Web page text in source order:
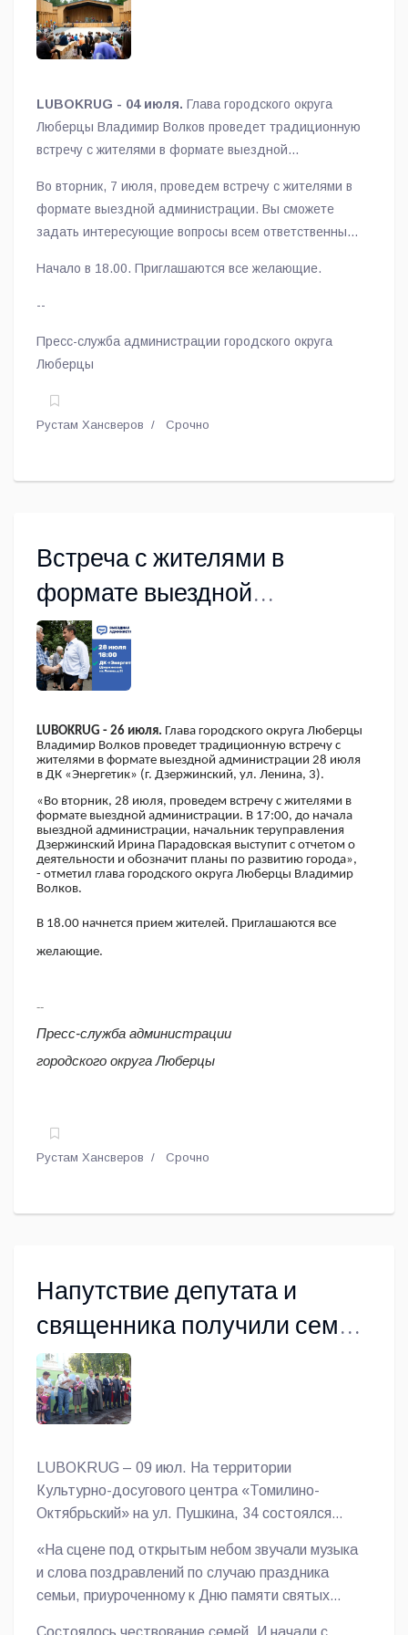
LUBOKRUG - 04 июля. Глава городского округа
Люберцы Владимир Волков проведет традиционную
встречу с жителями в формате выездной
Малаховка.
Во вторник, 7 июля, проведем встречу с жителями в
формате выездной администрации. Вы сможете
задать интересующие вопросы всем ответственным
помощи участникам СВО и их семьям. Встреча
округа Люберцы Владимир Волков.
Начало в 18.00. Приглашаются все желающие.
--
Пресс-служба администрации городского округа
Люберцы
Рустам Хансверов Срочно
Встреча с жителями в
формате выездной
администрации состоится 28
июля в Дзержинском
LUBOKRUG - 26 июля. Глава городского округа Люберцы
Владимир Волков проведет традиционную встречу с
жителями в формате выездной администрации 28 июля
в ДК «Энергетик» (г. Дзержинский, ул. Ленина, 3).
«Во вторник, 28 июля, проведем встречу с жителями в
формате выездной администрации. В 17:00, до начала
выездной администрации, начальник теруправления
Дзержинский Ирина Парадовская выступит с отчетом о
деятельности и обозначит планы по развитию города»,
- отметил глава городского округа Люберцы Владимир
Волков.
В 18.00 начнется прием жителей. Приглашаются все
желающие.
--
Пресс-служба администрации
городского округа Люберцы
Рустам Хансверов Срочно
Напутствие депутата и
священника получили семьи
Томилино Люберецкого
округа
LUBOKRUG – 09 июл. На территории
Культурно-досугового центра «Томилино-
Октябрьский» на ул. Пушкина, 34 состоялся
верности, в котором участвовали и волонтеры
благотворительного фонда «Домашний очаг»,
сообщает корреспондент газеты «Люберецкий
округ».
«Насцене под открытым небом звучали музыка
и слова поздравлений по случаю праздника
семьи, приуроченному к Дню памяти святых